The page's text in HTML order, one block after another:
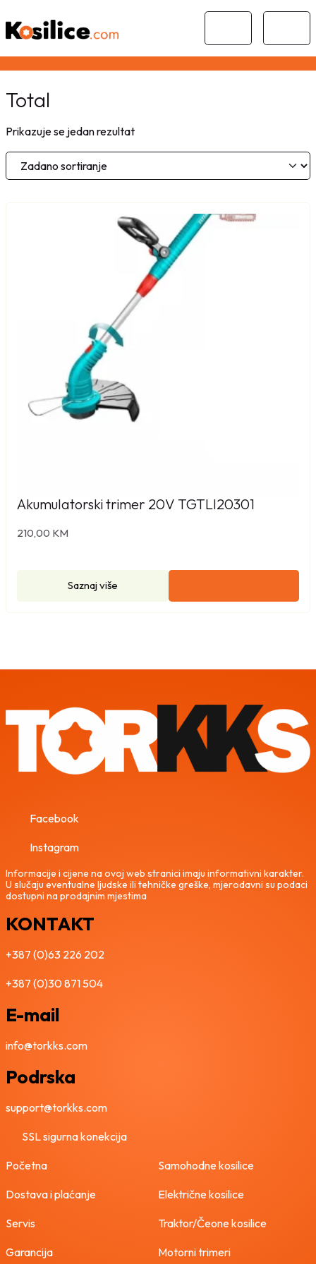
Menu
Total
Prikazuje se jedan rezultat
Akumulatorski trimer 20V TGTLI20301
210,00 KM
Saznaj više
Facebook
Instagram
Informacije i cijene na ovoj web stranici imaju informativni karakter.
U slučaju eventualne ljudske ili tehničke greške, mjerodavni su podaci
dostupni na prodajnim mjestima
KONTAKT
+387 (0)63 226 202
+387 (0)30 871 504
E-mail
info@torkks.com
Podrska
support@torkks.com
SSL sigurna konekcija
Početna
Dostava i plaćanje
Servis
Garancija
Samohodne kosilice
Električne kosilice
Traktor/Čeone kosilice
Motorni trimeri